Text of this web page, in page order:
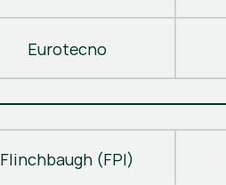
Eurotecno
Flinchbaugh (FPI)